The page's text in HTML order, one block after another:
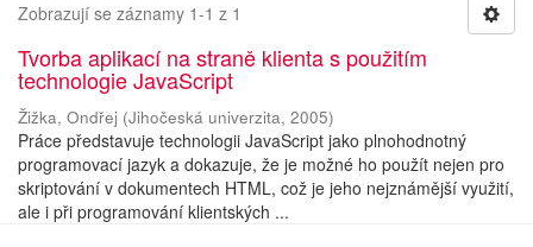
Zobrazují se záznamy 1-1 z 1
Tvorba aplikací na straně klienta s použitím
technologie JavaScript
Žižka, Ondřej (Jihočeská univerzita, 2005)
Práce představuje technologii JavaScript jako plnohodnotný
programovací jazyk a dokazuje, že je možné ho použít nejen pro
skriptování v dokumentech HTML, což je jeho nejznámější využití,
ale i při programování klientských ...